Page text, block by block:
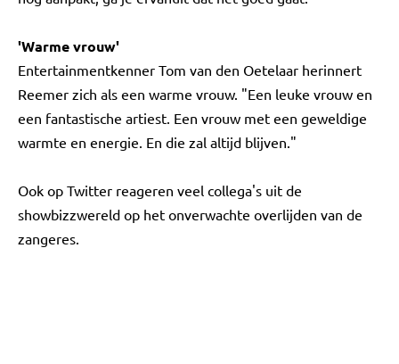
'Warme vrouw'
Entertainmentkenner Tom van den Oetelaar herinnert
Reemer zich als een warme vrouw. "Een leuke vrouw en
een fantastische artiest. Een vrouw met een geweldige
warmte en energie. En die zal altijd blijven."
Ook op Twitter reageren veel collega's uit de
showbizzwereld op het onverwachte overlijden van de
zangeres.